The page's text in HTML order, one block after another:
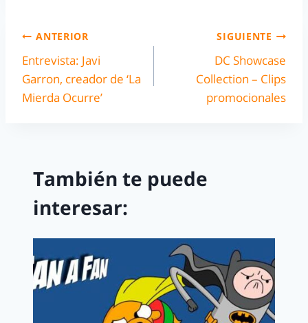
ANTERIOR
Entrevista: Javi
Garron, creador de ‘La
Mierda Ocurre’
SIGUIENTE
DC Showcase
Collection – Clips
promocionales
También te puede
interesar: